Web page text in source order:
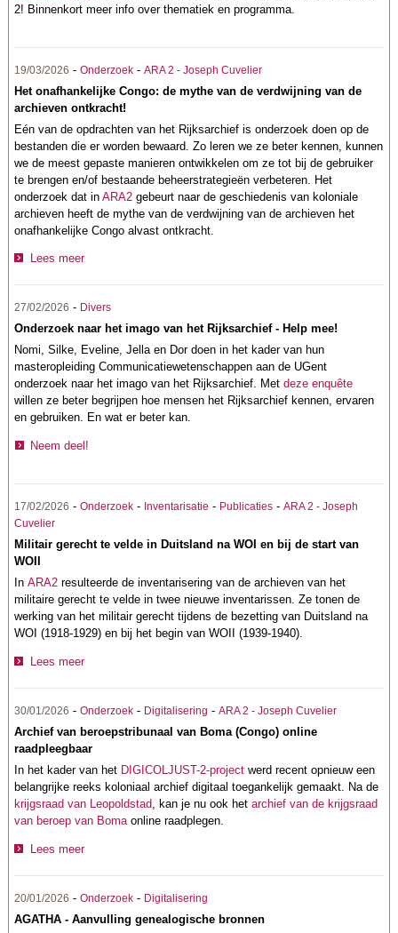
2! Binnenkort meer info over thematiek en programma.
19/03/2026 -Onderzoek -ARA 2 - Joseph Cuvelier
Het onafhankelijke Congo: de mythe van de verdwijning van de
archieven ontkracht!
Eén van de opdrachten van het Rijksarchief is onderzoek doen op de
bestanden die er worden bewaard. Zo leren we ze beter kennen, kunnen
we de meest gepaste manieren ontwikkelen om ze tot bij de gebruiker
te brengen en/of bestaande beheerstrategieën verbeteren. Het
onderzoek dat inARA2 gebeurt naar de geschiedenis van koloniale
archieven heeft de mythe van de verdwijning van de archieven het
onafhankelijke Congo alvast ontkracht.
Lees meer
27/02/2026 - Divers
Onderzoek naar het imago van het Rijksarchief - Help mee!
Nomi, Silke, Eveline, Jella en Dor doen in het kader van hun
masteropleiding Communicatiewetenschappen aan de UGent
onderzoek naar het imago van het Rijksarchief. Metdeze enquête
willen ze beter begrijpen hoe mensen het Rijksarchief kennen, ervaren
en gebruiken. En wat er beter kan.
Neem deel!
17/02/2026 -Onderzoek - Inventarisatie - Publicaties -ARA 2 - Joseph
Cuvelier
Militair gerecht te velde in Duitsland na WOI en bij de start van
WOII
InARA2 resulteerde de inventarisering van de archieven van het
militaire gerecht te velde in twee nieuwe inventarissen. Ze tonen de
werking van het militair gerecht tijdens de bezetting van Duitsland na
WOI (1918-1929) en bij het begin van WOII (1939-1940).
Lees meer
30/01/2026 -Onderzoek - Digitalisering -ARA 2 - Joseph Cuvelier
Archief van beroepstribunaal van Boma (Congo) online
raadpleegbaar
In het kader van het DIGICOLJUST-2-project werd recent opnieuw een
belangrijke reeks koloniaal archief digitaal toegankelijk gemaakt. Na de
krijgsraad van Leopoldstad , kan je nu ook hetarchief van de krijgsraad
van beroep van Boma online raadplegen.
Lees meer
20/01/2026 -Onderzoek - Digitalisering
AGATHA - Aanvulling genealogische bronnen